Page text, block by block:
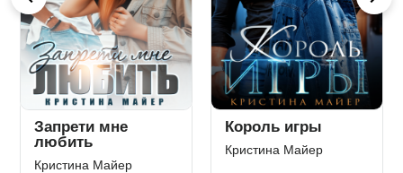
Запрети мне
любить
Кристина Майер
Король игры
Кристина Майер